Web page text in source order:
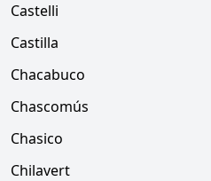
Castelli
Castilla
Chacabuco
Chascomús
Chasico
Chilavert